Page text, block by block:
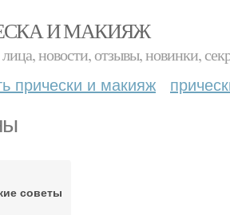
И МАКИЯЖ
новости, отзывы, новинки,
прически и макияж
советы